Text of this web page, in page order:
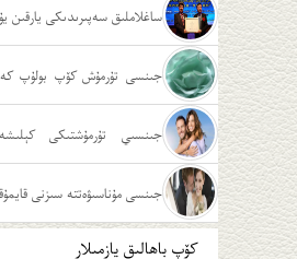
ساغلاملىق سەپىرىدىكى يارقىن
زىيىنى جىنسىي تۇرمۇشتىكى
ئەھۋاللار جىنسى مۇناسىۋەتتە سىزنى
كۆپ باھالىق يازمىلار